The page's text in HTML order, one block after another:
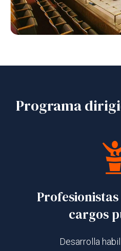
Programa
cargos
Desarrolla